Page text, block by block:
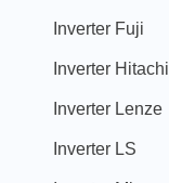
Inverter Fuji
Inverter Hitachi
Inverter Lenze
Inverter LS